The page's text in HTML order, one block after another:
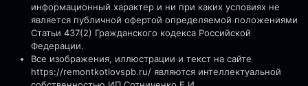
информационный характер и ни при каких условиях не
является публичной офертой определяемой положениями
Статьи 437(2) Гражданского кодекса Российской
Федерации.
Все изображения, иллюстрации и текст на сайте
https://remontkotlovspb.ru/ являются интеллектуальной